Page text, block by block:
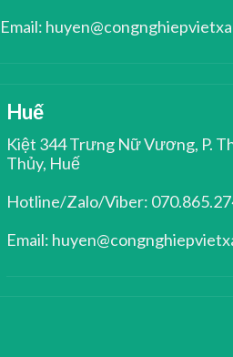
Email:
Huế
Kiệt 344 Trưng Nữ Vương, P.
Thủy, Huế
Hotline/Zalo/Viber:
Email: